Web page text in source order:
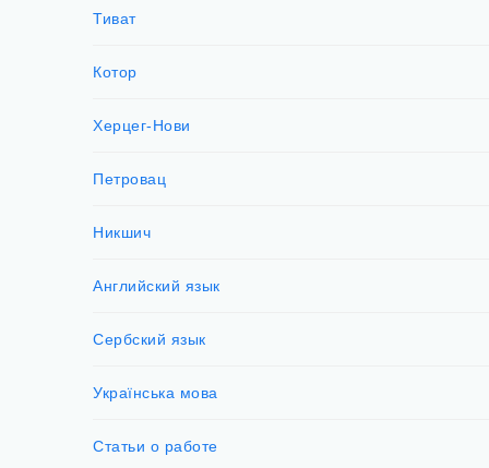
Тиват
Котор
Херцег-Нови
Петровац
Никшич
Английский язык
Сербский язык
Українська мова
Статьи о работе